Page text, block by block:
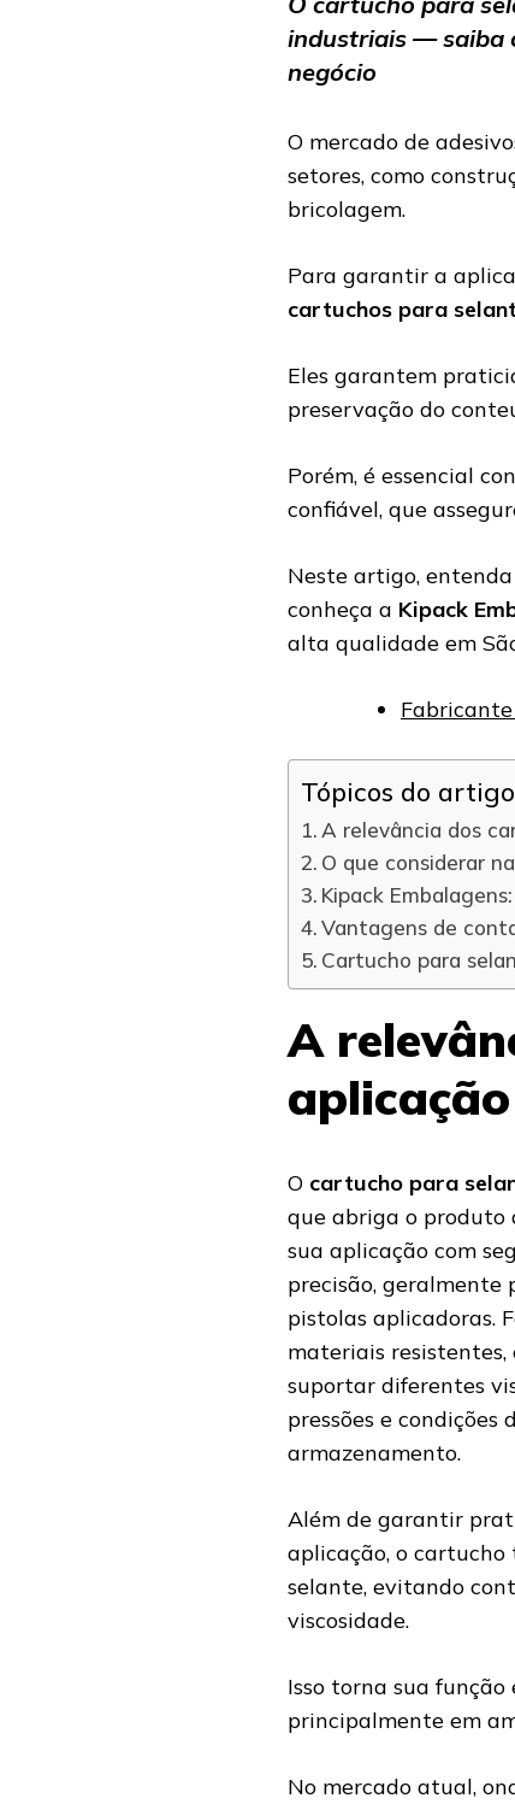
industriais — saiba
negócio
O mercado de
setores, como
bricolagem.
Para garantir a
cartuchos para
Eles garantem
preservação do
Porém, é essencial
confiável, que
Neste artigo,
conheça a Kipack
alta qualidade em
Tópicos do artigo
A relevância dos
O que considerar
Kipack
Vantagens de
Cartucho para
A
O cartucho para
que abriga o produto
sua aplicação com
precisão, geralmente
pistolas aplicadoras.
materiais resistentes,
suportar diferentes
pressões e condições
armazenamento.
Além de garantir
aplicação, o
selante, evitando
viscosidade.
Isso torna sua
principalmente em
No mercado atual,